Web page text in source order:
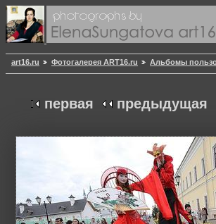
art16.ru Фотогалерея ART16.ru Альбомы
первая предыдущая